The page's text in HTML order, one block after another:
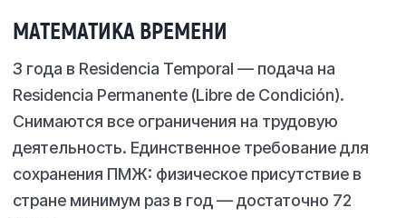
МАТЕМАТИКА ВРЕМЕНИ
3 года в Residencia Temporal — подача на
Residencia Permanente (Libre de Condición).
Снимаются все ограничения на трудовую
деятельность. Единственное требование для
сохранения ПМЖ: физическое присутствие в
стране минимум раз в год — достаточно 72